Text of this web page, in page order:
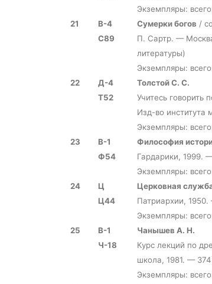
Экземпляры:
21
В-4
С89
Сумерки богов /
П. Сартр. —
литературы)
Экземпляры:
22
Д-4
Т52
Толстой С. С.
Учитесь
Изд-во
Экземпляры:
23
В-1
Ф54
Философия
Гардарики, 1999.
Экземпляры:
24
Ц
Ц44
Церковная
Патриархии,
Экземпляры:
25
В-1
Ч-18
Чанышев А. Н.
Курс лекций по
школа, 1981. —
Экземпляры: